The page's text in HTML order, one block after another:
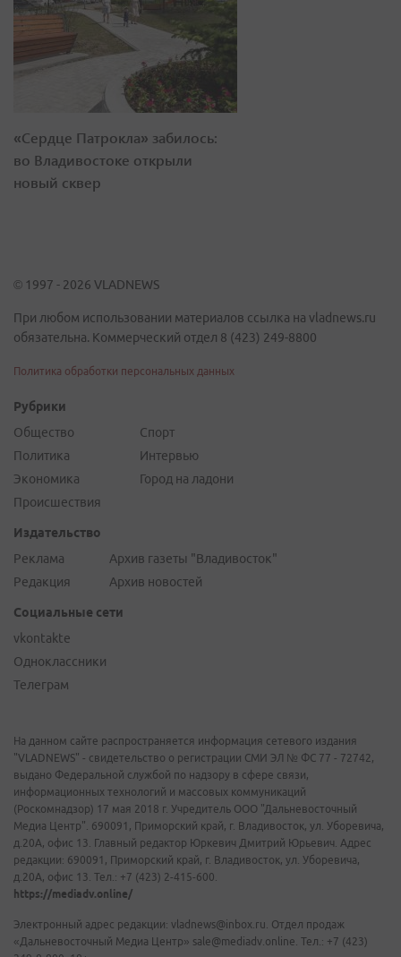
«Сердце Патрокла» забилось:
во Владивостоке открыли
новый сквер
© 1997 - 2026 VLADNEWS
При любом использовании материалов ссылка на vladnews.ru
обязательна. Коммерческий отдел 8 (423) 249-8800
Политика обработки персональных данных
Рубрики
Общество
Политика
Экономика
Происшествия
Спорт
Интервью
Город на ладони
Издательство
Реклама
Редакция
Архив газеты "Владивосток"
Архив новостей
Социальные сети
vkontakte
Одноклассники
Телеграм
На данном сайте распространяется информация сетевого издания
"VLADNEWS" - свидетельство о регистрации СМИ ЭЛ № ФС 77 - 72742,
выдано Федеральной службой по надзору в сфере связи,
информационных технологий и массовых коммуникаций
(Роскомнадзор) 17 мая 2018 г. Учредитель ООО "Дальневосточный
Медиа Центр". 690091, Приморский край, г. Владивосток, ул. Уборевича,
д.20А, офис 13. Главный редактор Юркевич Дмитрий Юрьевич. Адрес
редакции: 690091, Приморский край, г. Владивосток, ул. Уборевича,
д.20А, офис 13. Тел.: +7 (423) 2-415-600.
https://mediadv.online/
Электронный адрес редакции: vladnews@inbox.ru. Отдел продаж
«Дальневосточный Медиа Центр» sale@mediadv.online. Тел.: +7 (423)